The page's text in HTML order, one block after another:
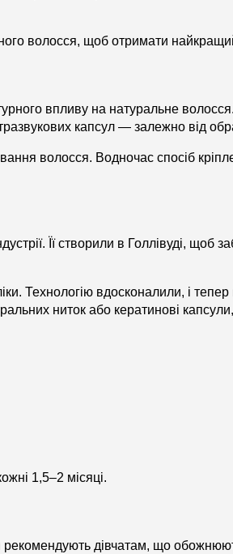
волосся, щоб отримати
впливу на натуральне
капсул — залежно від
волосся. Водночас спосіб
Її створили в Голлівуді, щоб
Технологію вдосконалили, і
ниток або кератинові
1,5–2 місяці.
дівчатам, що